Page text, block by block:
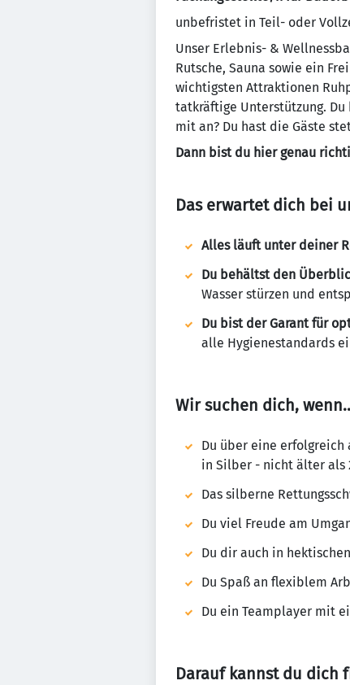
unbefristet in Teil- oder
Unser Erlebnis- &
Rutsche, Sauna sowie ein
wichtigsten Attraktionen
tatkräftige Unterstützung.
mit an? Du hast die Gäste
Dann bist du hier genau
Das erwartet dich bei
Alles läuft unter deiner
Du behältst den
Wasser stürzen und
Du bist der Garant für
alle Hygienestandards
Wir suchen dich,
Du über eine
in Silber - nicht älter als
Das silberne
Du viel Freude am
Du dir auch in
Du Spaß an flexiblem
Du ein Teamplayer mit
Darauf kannst du dich